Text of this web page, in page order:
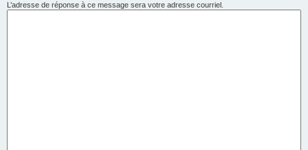
L’adresse de réponse à ce message sera votre adresse courriel.